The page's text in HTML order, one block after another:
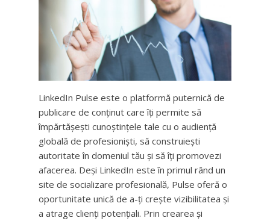
LinkedIn Pulse este o platformă puternică de
publicare de conținut care îți permite să
împărtășești cunoștințele tale cu o audiență
globală de profesioniști, să construiești
autoritate în domeniul tău și să îți promovezi
afacerea. Deși LinkedIn este în primul rând un
site de socializare profesională, Pulse oferă o
oportunitate unică de a-ți crește vizibilitatea și
a atrage clienți potențiali. Prin crearea și